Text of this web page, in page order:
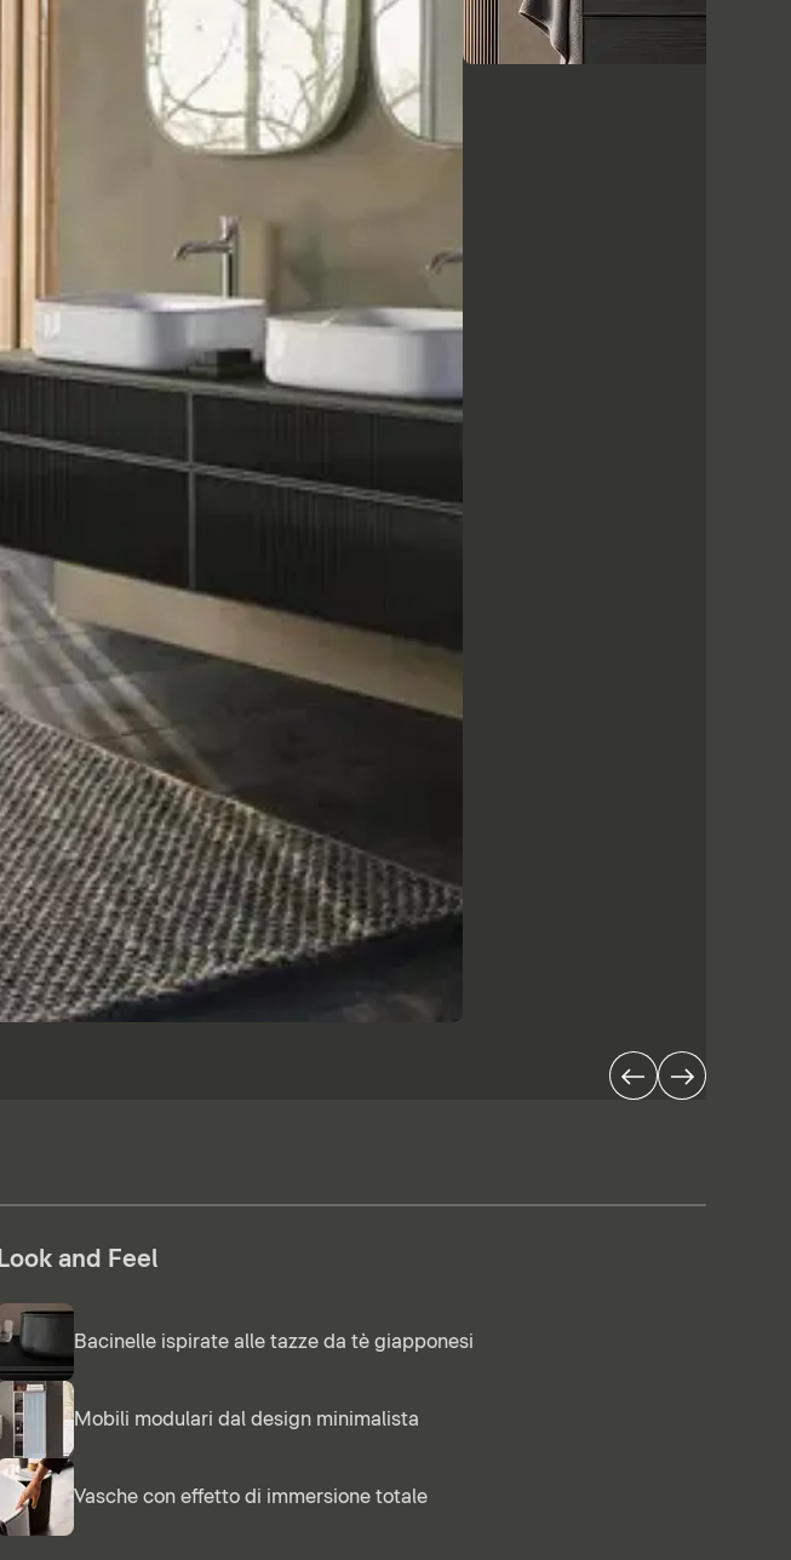
Look and Feel
Bacinelle ispirate alle tazze da tè giapponesi
Mobili modulari dal design minimalista
Vasche con effetto di immersione totale